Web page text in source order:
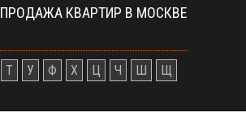
ПРОДАЖА КВАРТИР В МОСКВЕ
Т У Ф Х Ц Ч Ш
Щ